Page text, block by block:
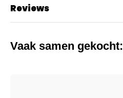
Reviews
Vaak samen gekocht: